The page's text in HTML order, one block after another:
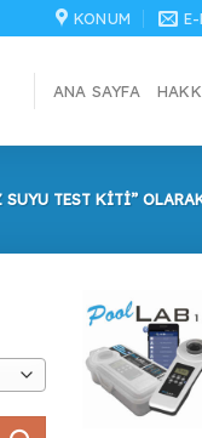
KONUM
ANA SAYFA
SUYU TEST KITI”